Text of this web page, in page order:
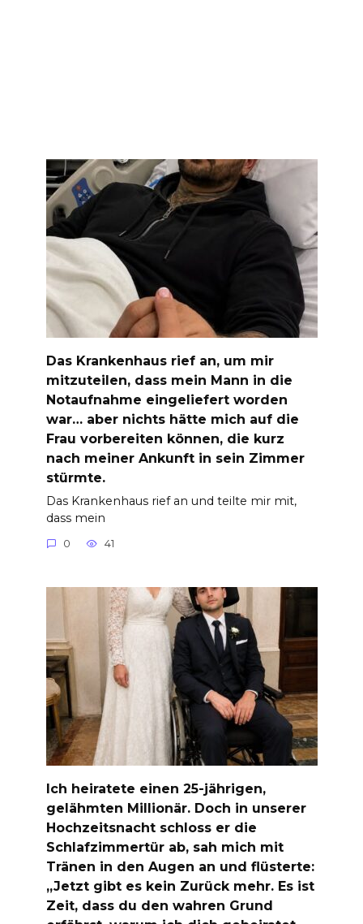
Das Krankenhaus rief an, um mir
mitzuteilen, dass mein Mann in die
Notaufnahme eingeliefert worden
war… aber nichts hätte mich auf die
Frau vorbereiten können, die kurz
nach meiner Ankunft in sein Zimmer
stürmte.
Das Krankenhaus rief an und teilte mir mit,
dass mein
0 41
Ich heiratete einen 25-jährigen,
gelähmten Millionär. Doch in unserer
Hochzeitsnacht schloss er die
Schlafzimmertür ab, sah mich mit
Tränen in den Augen an und flüsterte:
„Jetzt gibt es kein Zurück mehr. Es ist
Zeit, dass du den wahren Grund